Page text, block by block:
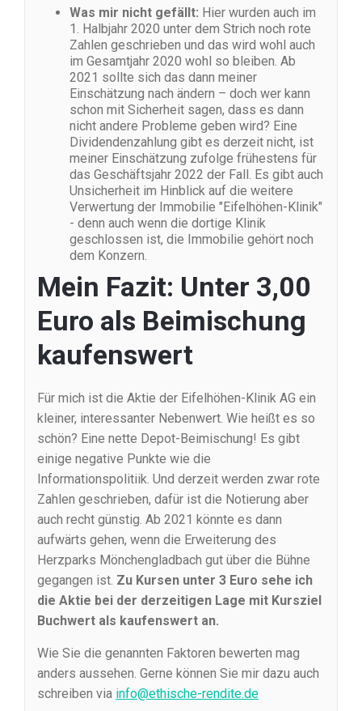
Was mir nicht gefällt: Hier wurden auch im
1. Halbjahr 2020 unter dem Strich noch rote
Zahlen geschrieben und das wird wohl auch
im Gesamtjahr 2020 wohl so bleiben. Ab
2021 sollte sich das dann meiner
Einschätzung nach ändern – doch wer kann
schon mit Sicherheit sagen, dass es dann
nicht andere Probleme geben wird? Eine
Dividendenzahlung gibt es derzeit nicht, ist
meiner Einschätzung zufolge frühestens für
das Geschäftsjahr 2022 der Fall. Es gibt auch
Unsicherheit im Hinblick auf die weitere
Verwertung der Immobilie "Eifelhöhen-Klinik"
- denn auch wenn die dortige Klinik
geschlossen ist, die Immobilie gehört noch
dem Konzern.
Mein Fazit: Unter 3,00
Euro als Beimischung
kaufenswert
Für mich ist die Aktie der Eifelhöhen-Klinik AG ein
kleiner, interessanter Nebenwert. Wie heißt es so
schön? Eine nette Depot-Beimischung! Es gibt
einige negative Punkte wie die
Informationspolitiik. Und derzeit werden zwar rote
Zahlen geschrieben, dafür ist die Notierung aber
auch recht günstig. Ab 2021 könnte es dann
aufwärts gehen, wenn die Erweiterung des
Herzparks Mönchengladbach gut über die Bühne
gegangen ist. Zu Kursen unter 3 Euro sehe ich
die Aktie bei der derzeitigen Lage mit Kursziel
Buchwert als kaufenswert an.
Wie Sie die genannten Faktoren bewerten mag
anders aussehen. Gerne können Sie mir dazu auch
schreiben via info@ethische-rendite.de